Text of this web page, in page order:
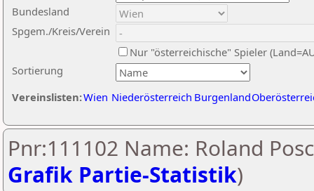
Sortierung
Bundesland
Spgem./Kreis/Verein
Nur "österreichische" Spieler
Vereinslisten:Wien Niederösterreich Burgenland
Pnr:111102 Name: Roland
Grafik Partie-Statistik)